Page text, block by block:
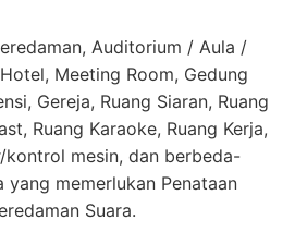
Auditorium / Aula /
Meeting Room, Gedung
Gereja, Ruang Siaran, Ruang
Ruang Karaoke, Ruang Kerja,
kontrol mesin, dan berbeda-
yang memerlukan Penataan
Suara.